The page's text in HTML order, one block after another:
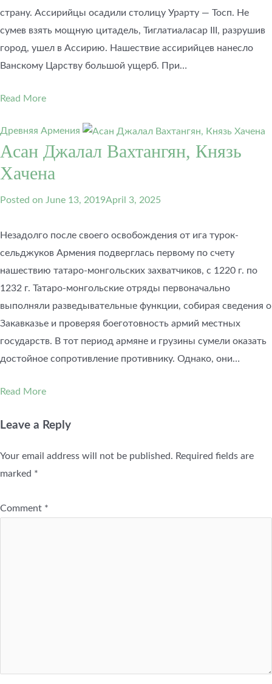
страну. Ассирийцы осадили столицу Урарту — Тосп. Не
сумев взять мощную цитадель, Тиглатиаласар III, разрушив
город, ушел в Ассирию. Нашествие ассирийцев нанесло
Ванскому Царству большой ущерб. При…
Read More
Древняя Армения
Асан Джалал Вахтангян, Князь
Хачена
Posted on June 13, 2019April 3, 2025
Незадолго после своего освобождения от ига турок-
сельджуков Армения подверглась первому по счету
нашествию татаро-монгольских захватчиков, с 1220 г. по
1232 г. Татаро-монгольские отряды первоначально
выполняли разведывательные функции, собирая сведения о
Закавказье и проверяя боеготовность армий местных
государств. В тот период армяне и грузины сумели оказать
достойное сопротивление противнику. Однако, они…
Read More
Leave a Reply
Your email address will not be published. Required fields are
marked *
Comment *